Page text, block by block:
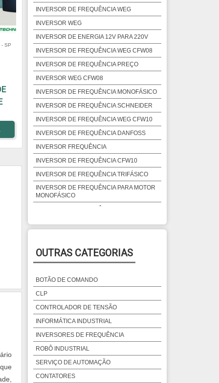
SP
INVERSOR DE FREQUÊNCIA WEG
INVERSOR WEG
INVERSOR DE ENERGIA 12V PARA 220V
INVERSOR DE FREQUÊNCIA WEG CFW08
INVERSOR DE FREQUÊNCIA PREÇO
INVERSOR WEG CFW08
INVERSOR DE FREQUÊNCIA MONOFÁSICO
INVERSOR DE FREQUÊNCIA SCHNEIDER
INVERSOR DE FREQUÊNCIA WEG CFW10
INVERSOR DE FREQUÊNCIA DANFOSS
INVERSOR FREQUÊNCIA
INVERSOR DE FREQUÊNCIA CFW10
INVERSOR DE FREQUÊNCIA TRIFÁSICO
INVERSOR DE FREQUÊNCIA PARA MOTOR
MONOFÁSICO
INVERSOR FREQUÊNCIA WEG
COMPRAR INVERSOR DE FREQUÊNCIA
INVERSOR DE FREQUÊNCIA 3CV PREÇO
INVERSOR DE FREQUÊNCIA WEG PREÇO
PREÇO DE INVERSOR DE FREQUÊNCIA
PREÇO DO INVERSOR DE FREQUÊNCIA
INVERSOR DE FREQUÊNCIA MONOFÁSICO
220V
VENDA DE INVERSOR DE FREQUÊNCIA
INVERSOR DE FREQUÊNCIA PARA
ELEVADORES
INVERSOR FREQUÊNCIA PREÇO
OUTRAS CATEGORIAS
BOTÃO DE COMANDO
CLP
CONTROLADOR DE TENSÃO
INFORMÁTICA INDUSTRIAL
INVERSORES DE FREQUÊNCIA
ROBÔ INDUSTRIAL
SERVIÇO DE AUTOMAÇÃO
CONTATORES